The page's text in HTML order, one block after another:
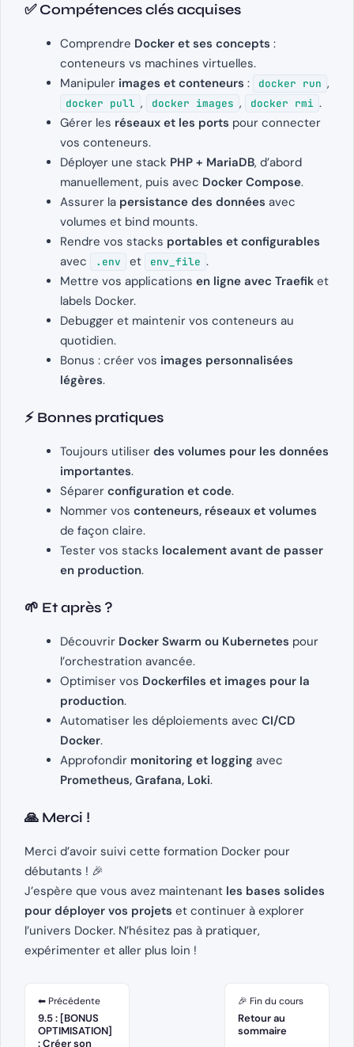
✅ Compétences clés acquises
Comprendre Docker et ses concepts :
conteneurs vs machines virtuelles.
Manipuler images et conteneurs : docker run ,
docker pull , docker images , docker rmi .
Gérer les réseaux et les ports pour connecter
vos conteneurs.
Déployer une stack PHP + MariaDB, d’abord
manuellement, puis avec Docker Compose.
Assurer la persistance des données avec
volumes et bind mounts.
Rendre vos stacks portables et configurables
avec
.env et env_file .
Mettre vos applications en ligne avec Traefik et
labels Docker.
Debugger et maintenir vos conteneurs au
quotidien.
Bonus : créer vos images personnalisées
légères.
⚡ Bonnes pratiques
Toujours utiliser des volumes pour les données
importantes.
Séparer configuration et code.
Nommer vos conteneurs, réseaux et volumes
de façon claire.
Tester vos stacks localement avant de passer
en production.
🌱 Et après ?
Découvrir Docker Swarm ou Kubernetes pour
l’orchestration avancée.
Optimiser vos Dockerfiles et images pour la
production.
Automatiser les déploiements avec CI/CD
Docker.
Approfondir monitoring et logging avec
Prometheus, Grafana, Loki.
🙏 Merci !
Merci d’avoir suivi cette formation Docker pour
débutants ! 🎉
J’espère que vous avez maintenant les bases solides
pour déployer vos projets et continuer à explorer
l’univers Docker. N’hésitez pas à pratiquer,
expérimenter et aller plus loin !
⬅ Précédente
9.5 : [BONUS
OPTIMISATION]
: Créer son
🎉 Fin du cours
Retour au
sommaire